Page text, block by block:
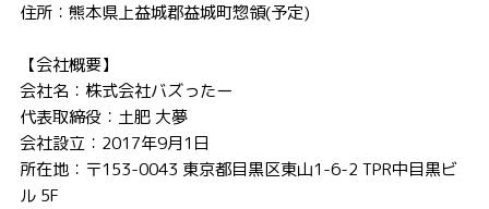
住所：熊本県上益城郡益城町惣領(予定)
【会社概要】
会社名：株式会社バズったー
代表取締役：土肥 大夢
会社設立：2017年9月1日
所在地：〒153-0043 東京都目黒区東山1-6-2 TPR中目黒ビ
ル 5F